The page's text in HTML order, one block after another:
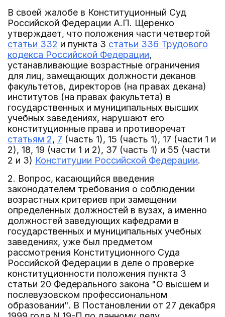
В своей жалобе в Конституционный Суд
Российской Федерации А.П. Щеренко
утверждает, что положения части четвертой
статьи 332 и пункта 3 статьи 336 Трудового
кодекса Российской Федерации,
устанавливающие возрастные ограничения
для лиц, замещающих должности деканов
факультетов, директоров (на правах декана)
институтов (на правах факультета) в
государственных и муниципальных высших
учебных заведениях, нарушают его
конституционные права и противоречат
статьям 2, 7 (часть 1), 15 (часть 1), 17 (части 1 и
2), 18, 19 (части 1 и 2), 37 (часть 1) и 55 (части
2 и 3) Конституции Российской Федерации.
2. Вопрос, касающийся введения
законодателем требования о соблюдении
возрастных критериев при замещении
определенных должностей в вузах, а именно
должностей заведующих кафедрами в
государственных и муниципальных учебных
заведениях, уже был предметом
рассмотрения Конституционного Суда
Российской Федерации в деле о проверке
конституционности положения пункта 3
статьи 20 Федерального закона "О высшем и
послевузовском профессиональном
образовании". В Постановлении от 27 декабря